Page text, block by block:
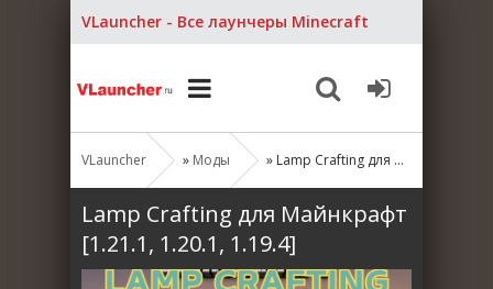
VLauncher - Все лаунчеры Minecraft
VLauncher » Моды » Lamp Crafting для Майнкрафт [1.21.1, 1.20.1, 1.19.4]
Lamp Crafting для Майнкрафт
[1.21.1, 1.20.1, 1.19.4]